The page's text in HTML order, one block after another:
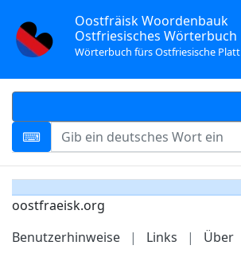
Oostfräisk Woordenbauk
Ostfriesisches Wörterbuch
Wörterbuch fürs Ostfriesische Platt
oostfraeisk.org
Benutzerhinweise
| Links | Über